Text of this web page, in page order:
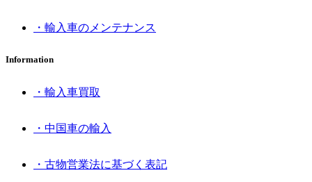
・輸入車のメンテナンス
Information
・輸入車買取
・中国車の輸入
・古物営業法に基づく表記